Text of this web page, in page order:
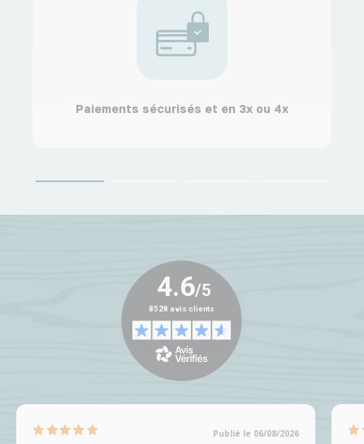
Paiements sécurisés et en 3x ou 4x
Publié le 06/08/2026